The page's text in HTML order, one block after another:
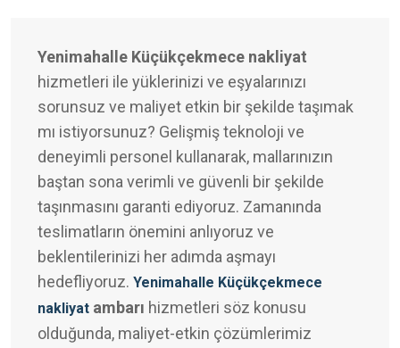
Yenimahalle Küçükçekmece nakliyat
hizmetleri ile yüklerinizi ve eşyalarınızı
sorunsuz ve maliyet etkin bir şekilde taşımak
mı istiyorsunuz? Gelişmiş teknoloji ve
deneyimli personel kullanarak, mallarınızın
baştan sona verimli ve güvenli bir şekilde
taşınmasını garanti ediyoruz. Zamanında
teslimatların önemini anlıyoruz ve
beklentilerinizi her adımda aşmayı
hedefliyoruz. Yenimahalle Küçükçekmece
nakliyat ambarı hizmetleri söz konusu
olduğunda, maliyet-etkin çözümlerimiz